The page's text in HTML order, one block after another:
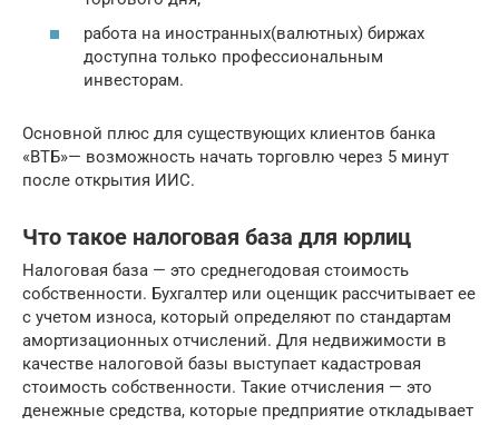
работа на иностранных(валютных) биржах
доступна только профессиональным
инвесторам.
Основной плюс для существующих клиентов банка
«ВТБ»— возможность начать торговлю через 5 минут
после открытия ИИС.
Что такое налоговая база для юрлиц
Налоговая база — это среднегодовая стоимость
собственности. Бухгалтер или оценщик рассчитывает ее
с учетом износа, который определяют по стандартам
амортизационных отчислений. Для недвижимости в
качестве налоговой базы выступает кадастровая
стоимость собственности. Такие отчисления — это
денежные средства, которые предприятие откладывает